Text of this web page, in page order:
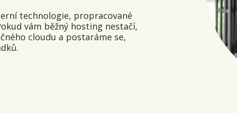
technologie, propracované
vám běžný hosting nestačí,
cloudu a postaráme se,